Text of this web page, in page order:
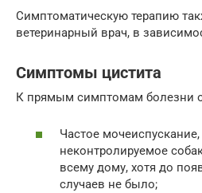
Симптоматическую терапию
ветеринарный врач, в
Симптомы цистита
К прямым симптомам болезни
Частое
неконтролируемое
всему дому, хотя до
случаев не было;